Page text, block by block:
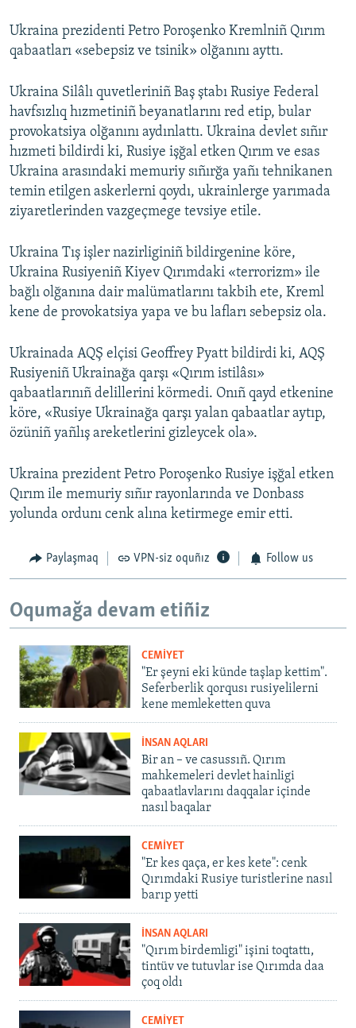
Ukraina prezidenti Petro Poroşenko Kremlniñ Qırım
qabaatları «sebepsiz ve tsinik» olğanını ayttı.
Ukraina Silâlı quvetleriniñ Baş ştabı Rusiye Federal
havfsızlıq hızmetiniñ beyanatlarını red etip, bular
provokatsiya olğanını aydınlattı. Ukraina devlet sıñır
hızmeti bildirdi ki, Rusiye işğal etken Qırım ve esas
Ukraina arasındaki memuriy sıñırğa yañı tehnikanen
temin etilgen askerlerni qoydı, ukrainlerge yarımada
ziyaretlerinden vazgeçmege tevsiye etile.
Ukraina Tış işler nazirliginiñ bildirgenine köre,
Ukraina Rusiyeniñ Kiyev Qırımdaki «terrorizm» ile
bağlı olğanına dair malümatlarını takbih ete, Kreml
kene de provokatsiya yapa ve bu lafları sebepsiz ola.
Ukrainada AQŞ elçisi Geoffrey Pyatt bildirdi ki, AQŞ
Rusiyeniñ Ukrainağa qarşı «Qırım istilâsı»
qabaatlarınıñ delillerini körmedi. Onıñ qayd etkenine
köre, «Rusiye Ukrainağa qarşı yalan qabaatlar aytıp,
özüniñ yañlış areketlerini gizleycek ola».
Ukraina prezident Petro Poroşenko Rusiye işğal etken
Qırım ile memuriy sıñır rayonlarında ve Donbass
yolunda ordunı cenk alına ketirmege emir etti.
Paylaşmaq VPN-siz oquñız Follow us
Oqumağa devam etiñiz
CEMİYET
"Er şeyni eki künde taşlap kettim".
Seferberlik qorqusı rusiyelilerni
kene memleketten quva
İNSAN AQLARI
Bir an – ve casussıñ. Qırım
mahkemeleri devlet hainligi
qabaatlavlarını daqqalar içinde
nasıl baqalar
CEMİYET
"Er kes qaça, er kes kete": cenk
Qırımdaki Rusiye turistlerine nasıl
barıp yetti
İNSAN AQLARI
"Qırım birdemligi" işini toqtattı,
tintüv ve tutuvlar ise Qırımda daa
çoq oldı
CEMİYET